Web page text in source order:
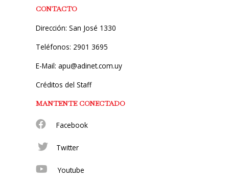
CONTACTO
Dirección: San José 1330
Teléfonos: 2901 3695
E-Mail: apu@adinet.com.uy
Créditos del Staff
MANTENTE CONECTADO
Facebook
Twitter
Youtube